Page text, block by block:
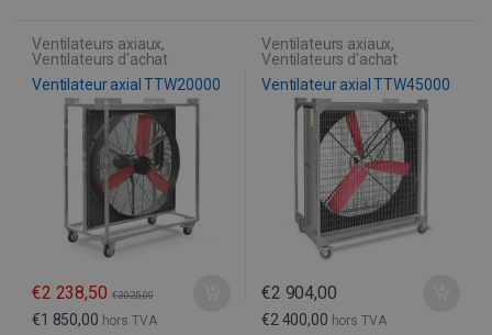
Ventilateurs axiaux,
Ventilateurs d'achat
Ventilateur axial TTW20000
€2 238,50 €3 025,00
€1 850,00 hors TVA
Ventilateurs axiaux,
Ventilateurs d'achat
Ventilateur axial TTW45000
€2 904,00
€2 400,00 hors TVA